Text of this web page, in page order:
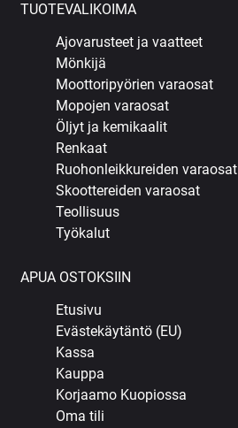
TUOTEVALIKOIMA
Ajovarusteet ja vaatteet
Mönkijä
Moottoripyörien varaosat
Mopojen varaosat
Öljyt ja kemikaalit
Renkaat
Ruohonleikkureiden varaosat
Skoottereiden varaosat
Teollisuus
Työkalut
APUA OSTOKSIIN
Etusivu
Evästekäytäntö (EU)
Kassa
Kauppa
Korjaamo Kuopiossa
Oma tili